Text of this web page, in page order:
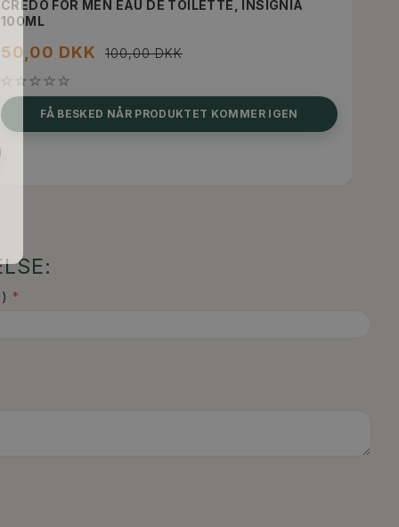
CREDO FOR MEN EAU DE TOILETTE, INSIGNIA
100ML
50,00 DKK 100,00 DKK
FÅ BESKED NÅR PRODUKTET KOMMER IGEN